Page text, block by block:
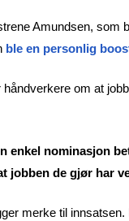
Amundsen,
ble en personlig
om at
enkel nominasjon
jobben de gjør har
merke til